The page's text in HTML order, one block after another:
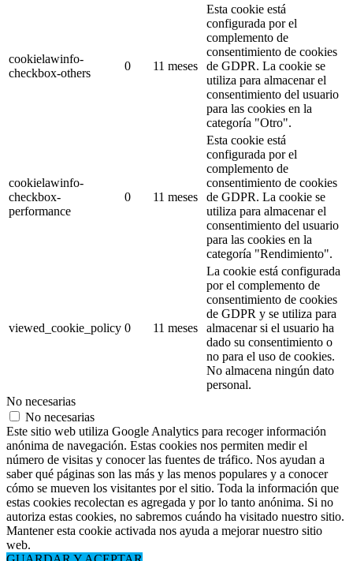
cookielawinfo-
checkbox-others
0 11 meses
Esta cookie está
configurada por el
complemento de
consentimiento de cookies
de GDPR. La cookie se
utiliza para almacenar el
consentimiento del usuario
para las cookies en la
categoría "Otro".
cookielawinfo-
checkbox-
performance
0 11 meses
Esta cookie está
configurada por el
complemento de
consentimiento de cookies
de GDPR. La cookie se
utiliza para almacenar el
consentimiento del usuario
para las cookies en la
categoría "Rendimiento".
viewed_cookie_policy 0 11 meses
La cookie está configurada
por el complemento de
consentimiento de cookies
de GDPR y se utiliza para
almacenar si el usuario ha
dado su consentimiento o
no para el uso de cookies.
No almacena ningún dato
personal.
No necesarias
No necesarias
Este sitio web utiliza Google Analytics para recoger información
anónima de navegación. Estas cookies nos permiten medir el
número de visitas y conocer las fuentes de tráfico. Nos ayudan a
saber qué páginas son las más y las menos populares y a conocer
cómo se mueven los visitantes por el sitio. Toda la información que
estas cookies recolectan es agregada y por lo tanto anónima. Si no
autoriza estas cookies, no sabremos cuándo ha visitado nuestro sitio.
Mantener esta cookie activada nos ayuda a mejorar nuestro sitio
web.